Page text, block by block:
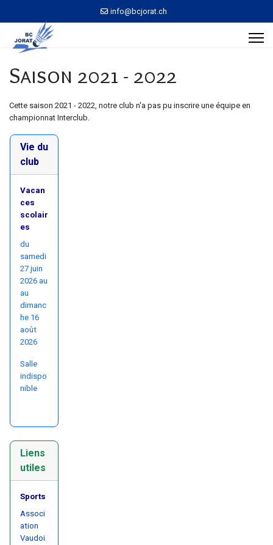
info@bcjorat.ch
Saison 2021 - 2022
Cette saison 2021 - 2022, notre club n'a pas pu inscrire une équipe en
championnat Interclub.
Vie du
club
Vacan
ces
scolair
es
du
samedi
27 juin
2026 au
au
dimanc
he 16
août
2026
Salle
indispo
nible
Liens
utiles
Sports
Associ
ation
Vaudoi